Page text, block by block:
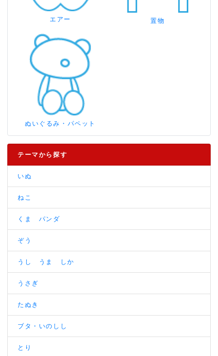
エアー 置物
ぬいぐるみ・パペット
テーマから探す
いぬ
ねこ
くま パンダ
ぞう
うし うま しか
うさぎ
たぬき
ブタ・いのしし
とり